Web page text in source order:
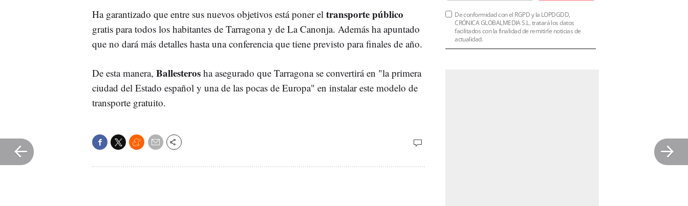
Ha garantizado que entre sus nuevos objetivos está poner el transporte público
gratis para todos los habitantes de Tarragona y de La Canonja. Además ha apuntado
que no dará más detalles hasta una conferencia que tiene previsto para finales de año.
De esta manera, Ballesteros ha asegurado que Tarragona se convertirá en "la primera
ciudad del Estado español y una de las pocas de Europa" en instalar este modelo de
transporte gratuito.
De conformidad con el RGPD y la LOPDGDD,
CRÓNICA GLOBALMEDIA S.L. tratará los datos
facilitados con la finalidad de remitirle noticias de
actualidad.